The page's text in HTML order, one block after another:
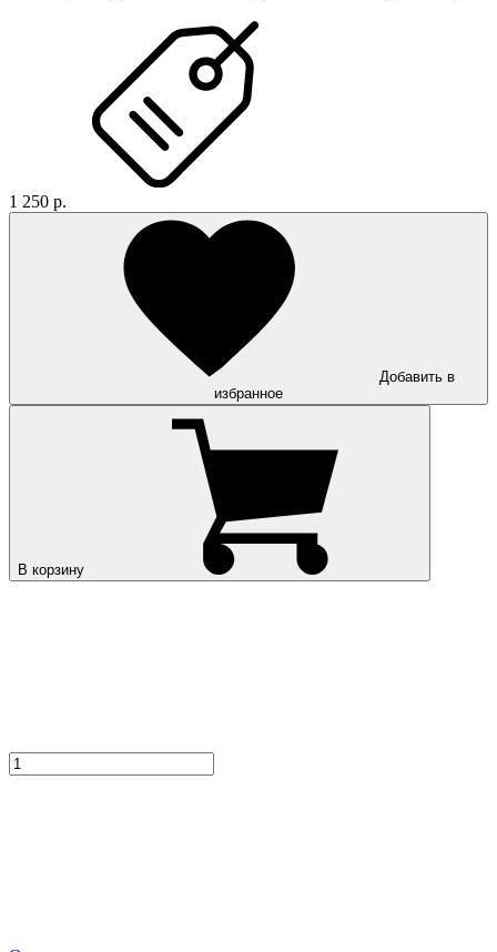
1 250 р.
Добавить в
избранное
В корзину